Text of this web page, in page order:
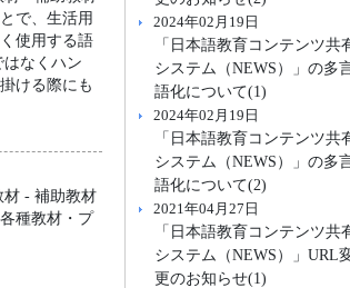
で、生活用
使用する語
なくハン
ける際にも
材 - 補助教材
種教材・プ
2024年02月19日
「日本語教育コンテンツ共
システム（NEWS）」の多
語化について(1)
2024年02月19日
「日本語教育コンテンツ共
システム（NEWS）」の多
語化について(2)
2021年04月27日
「日本語教育コンテンツ共
システム（NEWS）」URL
更のお知らせ(1)